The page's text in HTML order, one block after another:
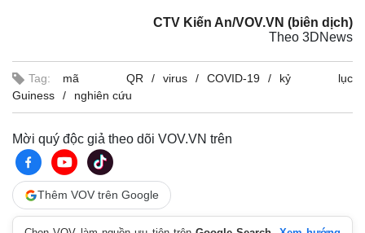
CTV Kiến An/VOV.VN (biên dịch)
Theo 3DNews
Tag: mã QR virus COVID-19
kỷ lục
Guiness
nghiên cứu
Mời quý độc giả theo dõi VOV.VN trên
Thêm VOV trên Google